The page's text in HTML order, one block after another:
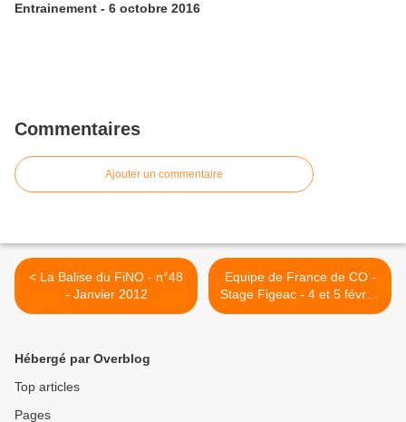
Entrainement - 6 octobre 2016
Commentaires
Ajouter un commentaire
< La Balise du FiNO - n°48
- Janvier 2012
Equipe de France de CO -
Stage Figeac - 4 et 5 février
2012 >
Hébergé par Overblog
Top articles
Pages